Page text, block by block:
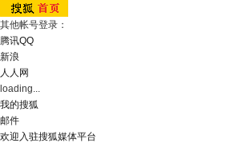
其他帐号登录：
腾讯QQ
新浪
人人网
loading...
我的搜狐
邮件
欢迎入驻搜狐媒体平台